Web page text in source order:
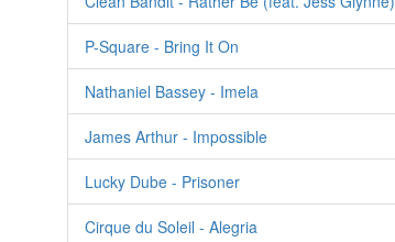
P-Square - Bring It On
Nathaniel Bassey - Imela
James Arthur - Impossible
Lucky Dube - Prisoner
Cirque du Soleil - Alegria